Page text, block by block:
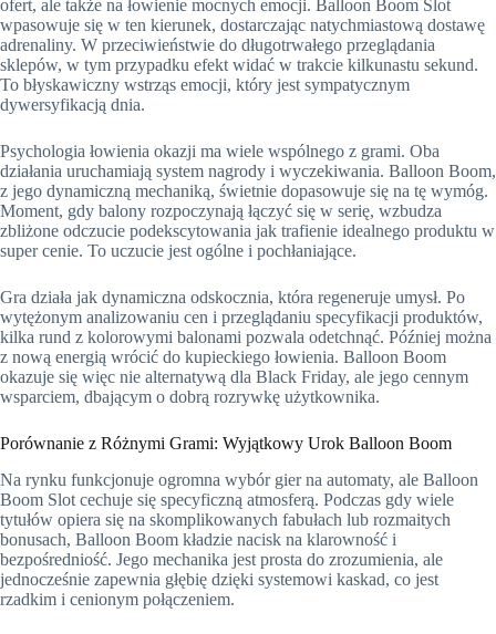
ofert, ale także na łowienie mocnych emocji. Balloon Boom Slot
wpasowuje się w ten kierunek, dostarczając natychmiastową dostawę
adrenaliny. W przeciwieństwie do długotrwałego przeglądania
sklepów, w tym przypadku efekt widać w trakcie kilkunastu sekund.
To błyskawiczny wstrząs emocji, który jest sympatycznym
dywersyfikacją dnia.
Psychologia łowienia okazji ma wiele wspólnego z grami. Oba
działania uruchamiają system nagrody i wyczekiwania. Balloon Boom,
z jego dynamiczną mechaniką, świetnie dopasowuje się na tę wymóg.
Moment, gdy balony rozpoczynają łączyć się w serię, wzbudza
zbliżone odczucie podekscytowania jak trafienie idealnego produktu w
super cenie. To uczucie jest ogólne i pochłaniające.
Gra działa jak dynamiczna odskocznia, która regeneruje umysł. Po
wytężonym analizowaniu cen i przeglądaniu specyfikacji produktów,
kilka rund z kolorowymi balonami pozwala odetchnąć. Później można
z nową energią wrócić do kupieckiego łowienia. Balloon Boom
okazuje się więc nie alternatywą dla Black Friday, ale jego cennym
wsparciem, dbającym o dobrą rozrywkę użytkownika.
Porównanie z Różnymi Grami: Wyjątkowy Urok Balloon Boom
Na rynku funkcjonuje ogromna wybór gier na automaty, ale Balloon
Boom Slot cechuje się specyficzną atmosferą. Podczas gdy wiele
tytułów opiera się na skomplikowanych fabułach lub rozmaitych
bonusach, Balloon Boom kładzie nacisk na klarowność i
bezpośredniość. Jego mechanika jest prosta do zrozumienia, ale
jednocześnie zapewnia głębię dzięki systemowi kaskad, co jest
rzadkim i cenionym połączeniem.